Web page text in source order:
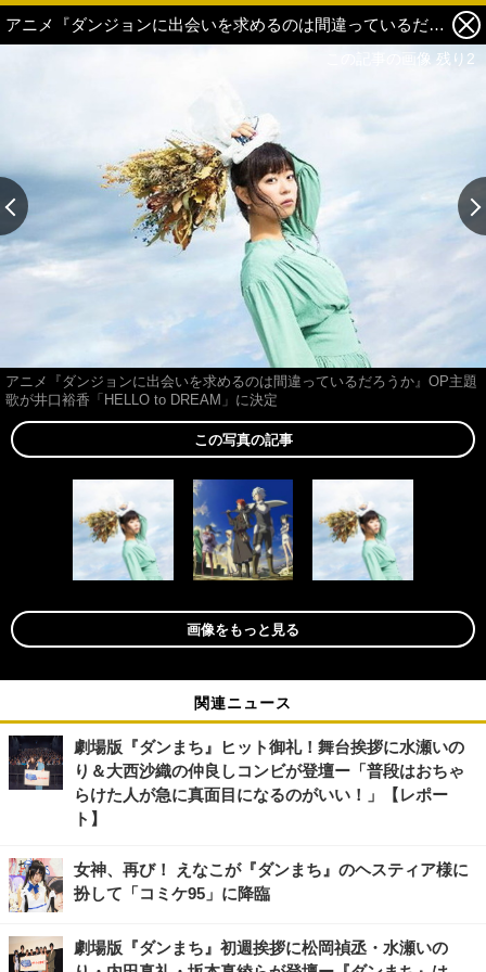
アニメ『ダンジョンに出会いを求めるのは間違っているだろうか』OP主題歌が井口裕香「HELLO to DREAM」に決定 3枚目の写真・画像
アニメ『ダンジョンに出会いを求めるのは間違っているだろうか』OP主題
歌が井口裕香「HELLO to DREAM」に決定
この写真の記事
画像をもっと見る
関連ニュース
劇場版『ダンまち』ヒット御礼！舞台挨拶に水瀬いの
り＆大西沙織の仲良しコンビが登壇ー「普段はおちゃ
らけた人が急に真面目になるのがいい！」【レポー
ト】
女神、再び！ えなこが『ダンまち』のヘスティア様に
扮して「コミケ95」に降臨
劇場版『ダンまち』初週挨拶に松岡禎丞・水瀬いの
この記事の画像 残り2